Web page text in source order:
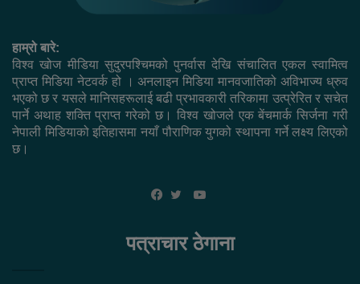
हाम्रो बारे:
विश्व खोज मीडिया सुदुरपश्चिमको पुनर्वास देखि संचालित एकल स्वामित्व
प्राप्त मिडिया नेटवर्क हो । अनलाइन मिडिया मानवजातिको अविभाज्य ध्रुव
भएको छ र यसले मानिसहरूलाई बढी प्रभावकारी तरिकामा उत्प्रेरित र सचेत
पार्ने अथाह शक्ति प्राप्त गरेको छ। विश्व खोजले एक बेंचमार्क सिर्जना गरी
नेपाली मिडियाको इतिहासमा नयाँ पौराणिक युगको स्थापना गर्ने लक्ष्य लिएको
छ।
YouTube
पत्राचार ठेगाना